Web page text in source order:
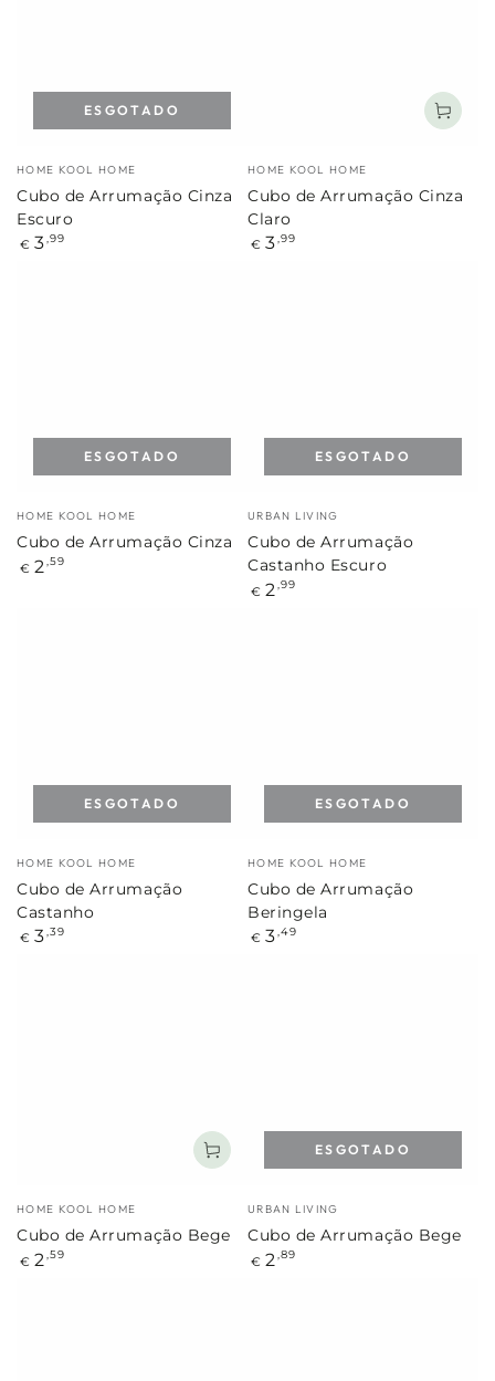
Marca:
HOME KOOL HOME
Cubo de Arrumação Cinza
Escuro
Preço
€ 3 ,99
ESGOTADO
Marca:
HOME KOOL HOME
Cubo de Arrumação Cinza
Claro
Preço
€ 3 ,99
Marca:
HOME KOOL HOME
Cubo de Arrumação Cinza
Preço
€ 2 ,59
ESGOTADO
Marca:
URBAN LIVING
Cubo de Arrumação
Castanho Escuro
Preço
€ 2 ,99
ESGOTADO
Marca:
HOME KOOL HOME
Cubo de Arrumação
Castanho
Preço
€ 3 ,39
ESGOTADO
Marca:
HOME KOOL HOME
Cubo de Arrumação
Beringela
Preço
€ 3 ,49
ESGOTADO
Marca:
HOME KOOL HOME
Cubo de Arrumação Bege
Preço
€ 2 ,59
Marca:
URBAN LIVING
Cubo de Arrumação Bege
Preço
€ 2 ,89
ESGOTADO